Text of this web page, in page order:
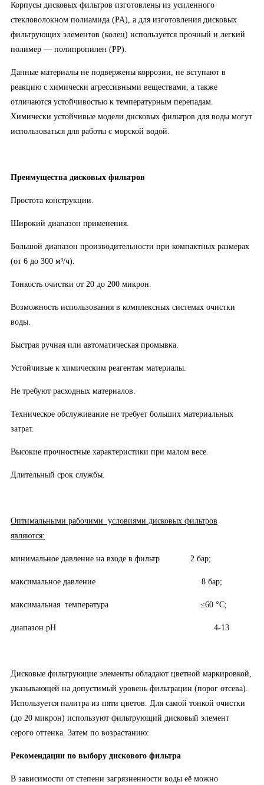
Корпусы дисковых фильтров изготовлены из усиленного
стекловолокном полиамида (PA), а для изготовления дисковых
фильтрующих элементов (колец) используется прочный и легкий
полимер — полипропилен (PP).
Данные материалы не подвержены коррозии, не вступают в
реакцию с химически агрессивными веществами, а также
отличаются устойчивостью к температурным перепадам.
Химически устойчивые модели дисковых фильтров для воды могут
использоваться для работы с морской водой.
Преимущества дисковых фильтров
Простота конструкции.
Широкий диапазон применения.
Большой диапазон производительности при компактных размерах
(от 6 до 300 м³/ч).
Тонкость очистки от 20 до 200 микрон.
Возможность использования в комплексных системах очистки
воды.
Быстрая ручная или автоматическая промывка.
Устойчивые к химическим реагентам материалы.
Не требуют расходных материалов.
Техническое обслуживание не требует больших материальных
затрат.
Высокие прочностные характеристики при малом весе.
Длительный срок службы.
Оптимальными рабочими условиями дисковых фильтров
являются:
минимальное давление на входе в фильтр 2 бар;
максимальное давление 8 бар;
максимальная температура ≤60 °С;
диапазон pH 4-13
Дисковые фильтрующие элементы обладают цветной маркировкой,
указывающей на допустимый уровень фильтрации (порог отсева).
Используется палитра из пяти цветов. Для самой тонкой очистки
(до 20 микрон) используют фильтрующий дисковый элемент
серого оттенка. Затем по возрастанию:
Рекомендации по выбору дискового фильтра
В зависимости от степени загрязненности воды её можно